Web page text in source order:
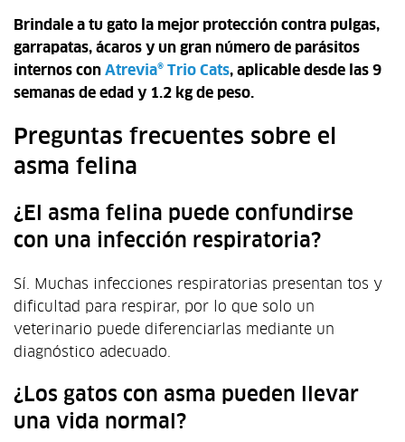
Brindale a tu gato la mejor protección contra pulgas,
garrapatas, ácaros y un gran número de parásitos
internos con Atrevia® Trio Cats, aplicable desde las 9
semanas de edad y 1.2 kg de peso.
Preguntas frecuentes sobre el
asma felina
¿El asma felina puede confundirse
con una infección respiratoria?
Sí. Muchas infecciones respiratorias presentan tos y
dificultad para respirar, por lo que solo un
veterinario puede diferenciarlas mediante un
diagnóstico adecuado.
¿Los gatos con asma pueden llevar
una vida normal?